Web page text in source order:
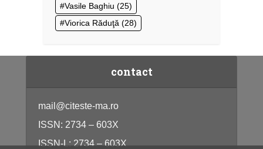
Vasile Baghiu (25)
Viorica Răduţă (28)
contact
mail@citeste-ma.ro
ISSN: 2734 – 603X
ISSN-L: 2734 – 603X